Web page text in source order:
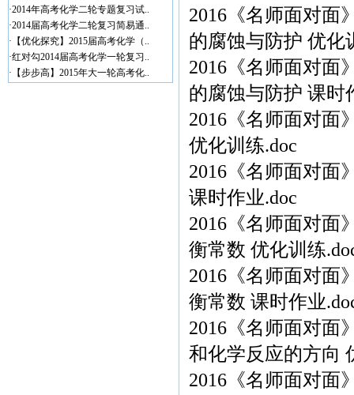
·2014年高考化学二轮专题复习试..
·2014届高考化学二轮复习简易通..
· 【优化探究】2015届高考化学（..
·红对勾2014届高考化学一轮复习..
· 【步步高】2015年大一轮高考化..
2016《名师面对面
的腐蚀与防护 优化
2016《名师面对面
的腐蚀与防护 课时
2016《名师面对面
优化训练.doc
2016《名师面对面
课时作业.doc
2016《名师面对面
衡常数 优化训练
2016《名师面对面
衡常数 课时作业
2016《名师面对面
和化学反应的方向
2016《名师面对面